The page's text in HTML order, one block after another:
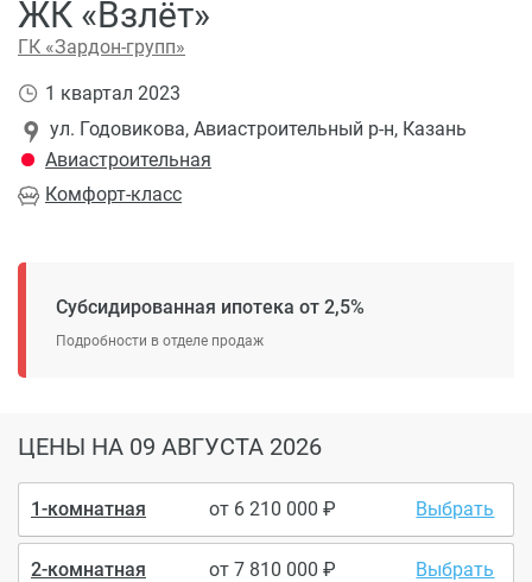
ЖК «Взлёт»
ГК «Зардон-групп»
Комфорт-класс
ул. Годовикова, Авиастроительный р-н, Казань
Авиастроительная
1 квартал 2023
Субсидированная ипотека от 2,5%
Подробности в отделе продаж
ЦЕНЫ НА 09 АВГУСТА 2026
1-комнатная от 6 210 000 Выбрать
2-комнатная от7 810 000 Выбрать